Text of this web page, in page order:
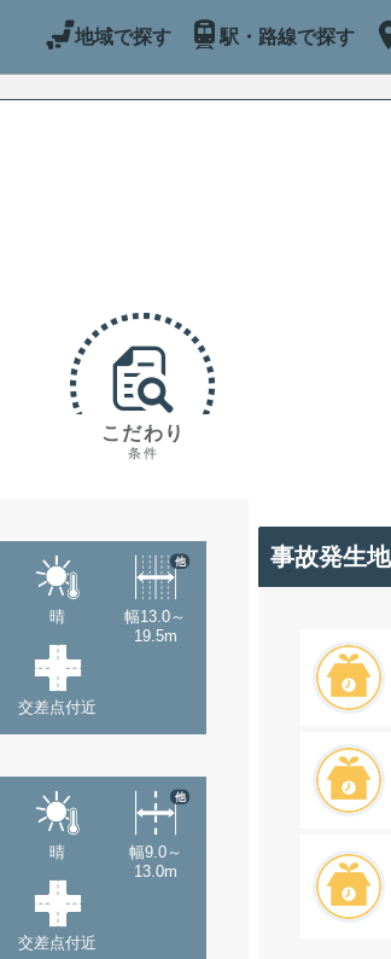
地域で探す 駅・路線で探す
こだわり
条件
晴
幅13.0～
19.5m
他
交差点付近
晴
幅9.0～
13.0m
他
交差点付近
事故発生